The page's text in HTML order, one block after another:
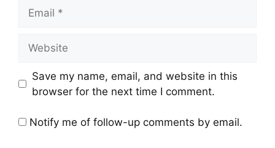
Save my name, email, and website in this
browser for the next time I comment.
Notify me of follow-up comments by email.